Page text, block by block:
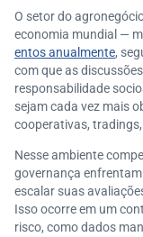
O setor do
economia mundial —
entos anualmente,
com que as
responsabilidade
sejam cada vez mais
cooperativas,
Nesse ambiente
governança
escalar suas
Isso ocorre em um
risco, como dados